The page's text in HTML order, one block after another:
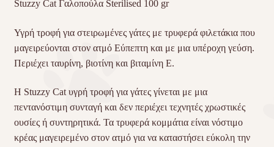
Stuzzy Cat Γαλοπούλα Sterilised 100 gr
Υγρή τροφή για στειρωμένες γάτες με τρυφερά φιλετάκια που
μαγειρεύονται στον ατμό Εύπεπτη και με μια υπέροχη γεύση.
Περιέχει ταυρίνη, βιοτίνη και βιταμίνη Ε.
Η Stuzzy Cat υγρή τροφή για γάτες γίνεται με μια
πεντανόστιμη συνταγή και δεν περιέχει τεχνητές χρωστικές
ουσίες ή συντηρητικά. Τα τρυφερά κομμάτια είναι νόστιμο
κρέας μαγειρεμένο στον ατμό για να καταστήσει εύκολη την